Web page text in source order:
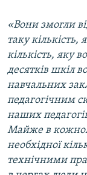
«Вони змогли
таку
кількість, яку
десятків шкіл
навчальних
педагогічним
наших
Майже в
необхідної
технічними